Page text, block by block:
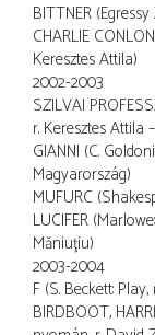
BITTNER
CHARLIE
Keresztes Attila)
2002-2003
SZILVAI
r. Keresztes Attila
GIANNI (C.
Magyarország)
MUFURC
LUCIFER
Măniuţiu)
2003-2004
F (S. Beckett:
BIRDBOOT,